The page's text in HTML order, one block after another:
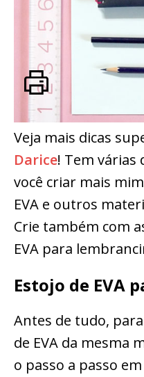
Veja mais dicas
Darice! Tem várias
você criar mais
EVA e outros
Crie também com
EVA para
Estojo de EVA
Antes de tudo,
de EVA da mesma
o passo a passo